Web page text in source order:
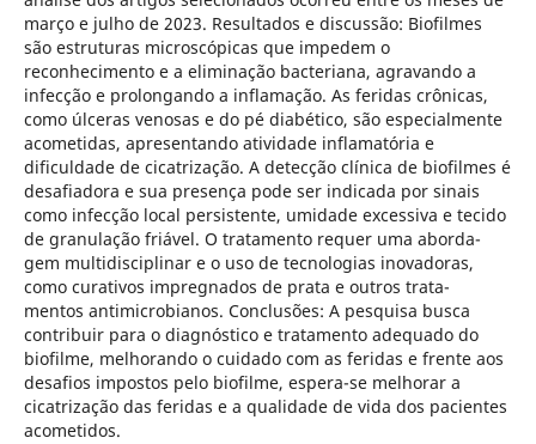
março e julho de 2023. Resultados e discussão: Biofilmes
são estruturas microscópicas que impedem o
reconhecimento e a eliminação bacteriana, agravando a
infecção e prolongando a inflamação. As feridas crônicas,
como úlceras venosas e do pé diabético, são especialmente
acometidas, apresentando atividade inflamatória e
dificuldade de cicatrização. A detecção clínica de biofilmes é
desafiadora e sua presença pode ser indicada por sinais
como infecção local persistente, umidade excessiva e tecido
de granulação friável. O tratamento requer uma aborda-
gem multidisciplinar e o uso de tecnologias inovadoras,
como curativos impregnados de prata e outros trata-
mentos antimicrobianos. Conclusões: A pesquisa busca
contribuir para o diagnóstico e tratamento adequado do
biofilme, melhorando o cuidado com as feridas e frente aos
desafios impostos pelo biofilme, espera-se melhorar a
cicatrização das feridas e a qualidade de vida dos pacientes
acometidos.